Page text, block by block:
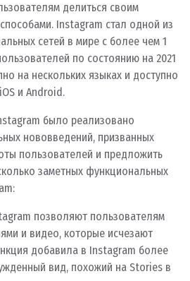
делиться своим
Instagram стал одной из
сетей в мире с более чем 1
по состоянию на 2021
на нескольких языках и доступно
и Android.
было реализовано
нововведений, призванных
пользователей и предложить
заметных функциональных
позволяют пользователям
и видео, которые исчезают
добавила в Instagram более
вид, похожий на Stories в